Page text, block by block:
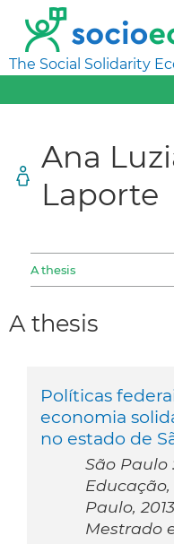
The Social Solidarity
Ana
Laporte
A thesis
A thesis
Políticas
economia
no estado de
São Paulo
Paulo,
Mestrado